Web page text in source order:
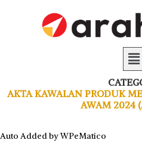
AKTA KAWALAN PRODUK
AWAM 2024
Auto Added by WPeMatico